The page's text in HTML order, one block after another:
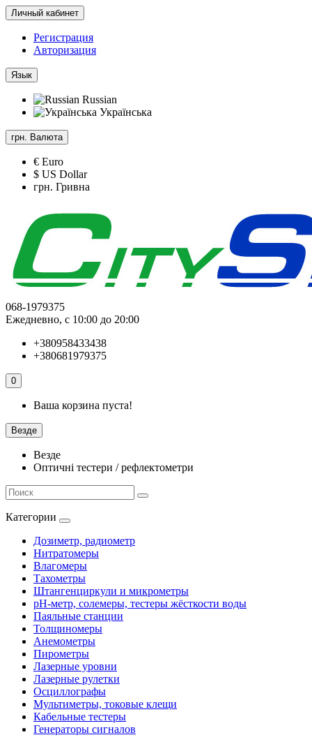
Личный кабинет
Регистрация
Авторизация
Язык
Russian
Українська
грн. Валюта
€ Euro
$ US Dollar
грн. Гривна
068-1979375
Ежедневно, с 10:00 до 20:00
+380958433438
+380681979375
0
Ваша корзина пуста!
Везде
Везде
Оптичні тестери / рефлектометри
Категории
Дозиметр, радиометр
Нитратомеры
Влагомеры
Тахометры
Штангенциркули и микрометры
pH-метр, солемеры, тестеры жёсткости воды
Паяльные станции
Толщиномеры
Анемометры
Пирометры
Лазерные уровни
Лазерные рулетки
Осциллографы
Мультиметры, токовые клещи
Кабельные тестеры
Генераторы сигналов